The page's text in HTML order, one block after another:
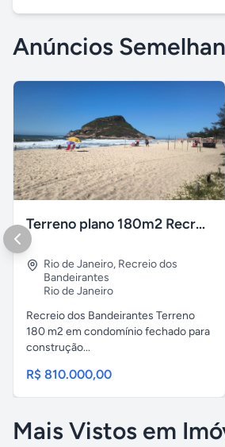
Anúncios
Terreno plano 180m2 Recreio dos Bandeirantes
Rio de Janeiro, Recreio dos
Bandeirantes
Rio de Janeiro
Recreio dos Bandeirantes Terreno
180 m2 em condomínio fechado para
construção...
R$ 810.000,00
Mais Vistos em